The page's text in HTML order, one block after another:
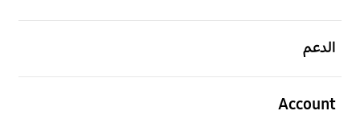
الدعم
Account